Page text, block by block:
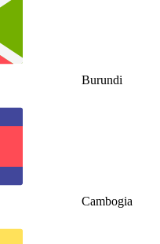
Burundi
Cambogia